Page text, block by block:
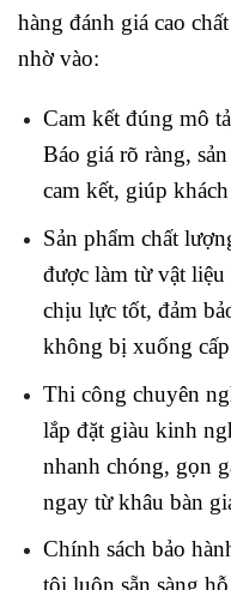
hàng đánh giá cao
nhờ vào:
Cam kết đúng mô
Báo giá rõ ràng,
cam kết, giúp
Sản phẩm chất
được làm từ vật
chịu lực tốt, đảm
không bị xuống
Thi công chuyên
lắp đặt giàu kinh
nhanh chóng, gọn
ngay từ khâu bàn
Chính sách bảo
tôi luôn sẵn sàng